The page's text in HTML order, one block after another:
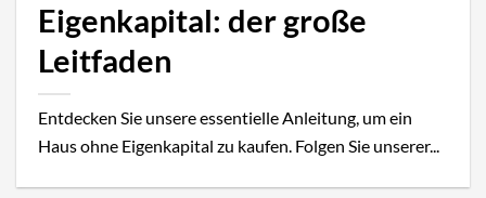
Eigenkapital: der große
Leitfaden
Entdecken Sie unsere essentielle Anleitung, um ein
Haus ohne Eigenkapital zu kaufen. Folgen Sie unserer...